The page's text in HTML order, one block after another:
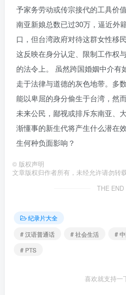
予家务劳动或传宗接代的工具价
南亚新娘总数已过30万，逼近外
口，但台湾政府对待这群女性移
这反映在身分认定、限制工作权
的法令上。 虽然跨国婚姻中介有
走于法律与道德的灰色地带。多
能以卑屈的身分偷生于台湾，然
未来公民，鄙视或排斥东南亚、
渐懂事的新生代将产生什么潜在
生何种负面影响？
© 版权声明
文章版权归作者所有，未经允许请勿转载
THE END
纪录片大全
# 汉语普通话
# 社会生活 #
# PTS
喜欢就支持一